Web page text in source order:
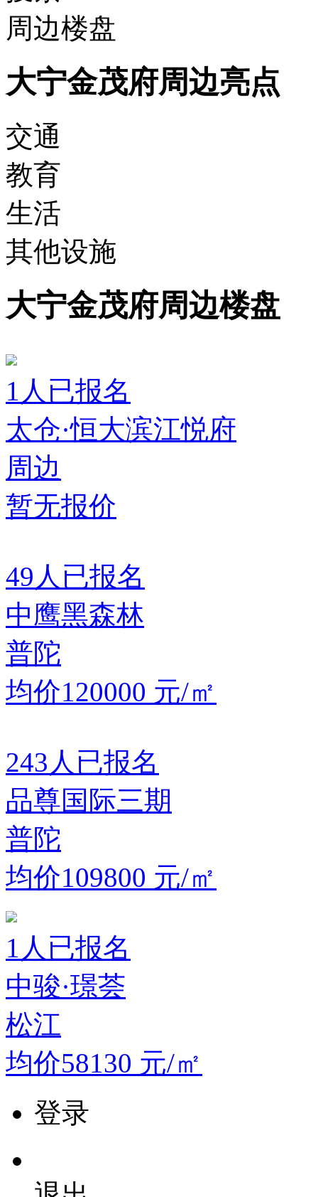
周边楼盘
大宁金茂府周边亮点
交通
教育
生活
其他设施
大宁金茂府周边楼盘
1 人已报名
太仓·恒大滨江悦府
周边
暂无报价
49 人已报名
中鹰黑森林
普陀
均价120000 元/㎡
243 人已报名
品尊国际三期
普陀
均价109800 元/㎡
1 人已报名
中骏·璟荟
松江
均价58130 元/㎡
登录